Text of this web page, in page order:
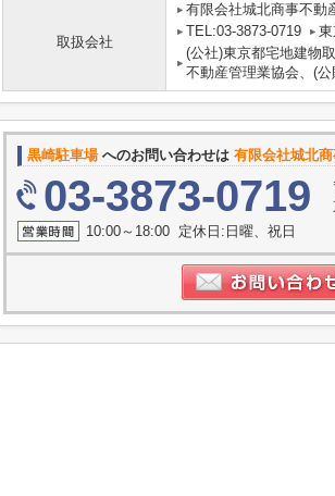
取扱会社
有限会社城北商事不動
TEL:03-3873-0719
(公社)東京都宅地建物
不動産管理業協会、(
黒崎駐車場へのお問い合わせは 有限会社城北
03-3873-0719
10:00～18:00 定休日:日曜、祝日